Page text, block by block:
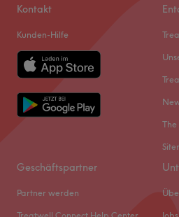
Kontakt
Kunden-Hilfe
The
Geschäftspartner
Partner werden